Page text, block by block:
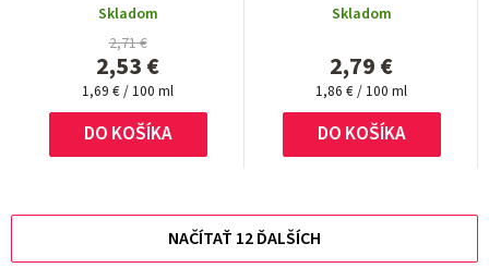
Skladom
2,71 €
2,53 €
Jednotková
cena:
1,69 € / 100 ml
DO KOŠÍKA
Skladom
2,79 €
Jednotková
cena:
1,86 € / 100 ml
DO KOŠÍKA
NAČÍTAŤ 12 ĎALŠÍCH